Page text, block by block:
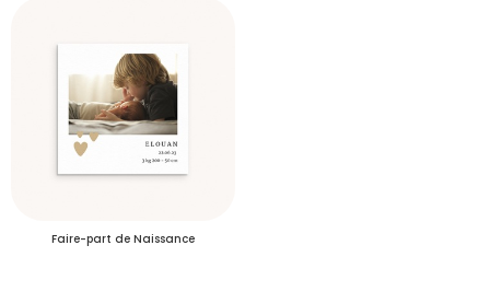
Faire-part de Naissance